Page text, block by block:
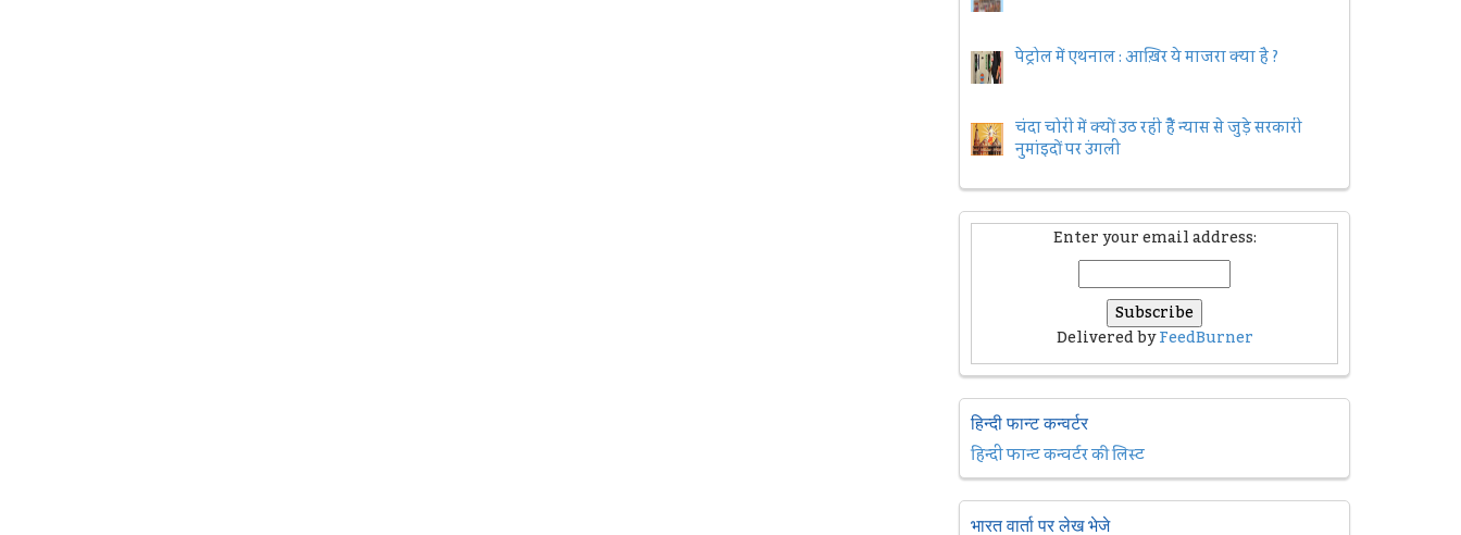
पेट्रोल में एथनाल : आख़िर ये माजरा क्या है ?
चंदा चोरी में क्यों उठ रही हैैं न्यास से जुड़े सरकारी
नुमांइदों पर उंगली
Enter your email address:
Delivered byFeedBurner
हिन्दी फान्ट कन्वर्टर
हिन्दी फान्ट कन्वर्टर की लिस्ट
भारत वार्ता पर लेख भेजे